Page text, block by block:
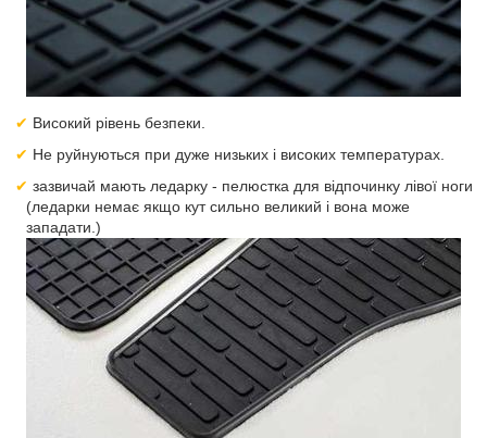
Високий рівень безпеки.
Не руйнуються при дуже низьких і високих температурах.
зазвичай мають ледарку - пелюстка для відпочинку лівої ноги
(ледарки немає якщо кут сильно великий і вона може
западати.)